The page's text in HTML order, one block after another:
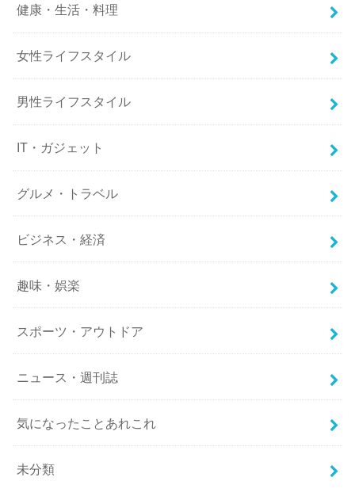
健康・生活・料理
女性ライフスタイル
男性ライフスタイル
IT・ガジェット
グルメ・トラベル
ビジネス・経済
趣味・娯楽
スポーツ・アウトドア
ニュース・週刊誌
気になったことあれこれ
未分類